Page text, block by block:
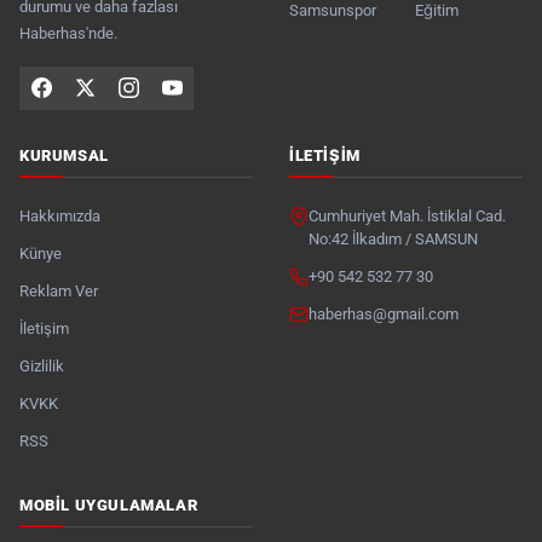
durumu ve daha fazlası
Haberhas'nde.
Samsunspor Eğitim
KURUMSAL
Hakkımızda
Künye
Reklam Ver
İletişim
Gizlilik
KVKK
RSS
İLETIŞIM
Cumhuriyet Mah. İstiklal Cad.
No:42 İlkadım / SAMSUN
+90 542 532 77 30
haberhas@gmail.com
MOBIL UYGULAMALAR